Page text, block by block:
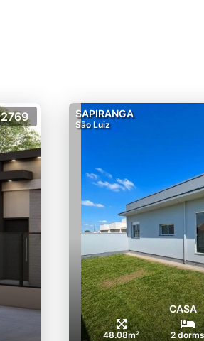
2769 SAPIRANGA
São Luiz
CASA
48.08m² 2 dorms